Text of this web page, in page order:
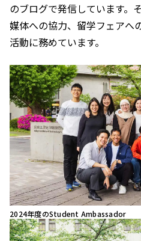
のブログで発信しています。
媒体への協力、留学フェアへ
活動に務めています。
2024年度のStudent Ambassador